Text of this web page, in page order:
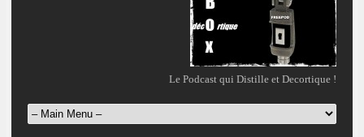
Le Podcast qui Distille et Decortique !